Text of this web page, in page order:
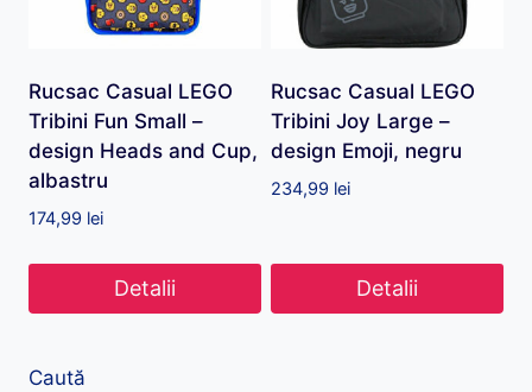
Rucsac Casual LEGO
Tribini Fun Small –
design Heads and Cup,
albastru
174,99 lei
Detalii
Rucsac Casual LEGO
Tribini Joy Large –
design Emoji, negru
234,99 lei
Detalii
Caută